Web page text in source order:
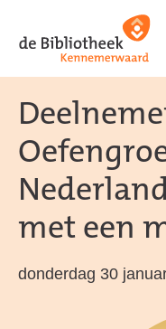
direct
content
direct
footer
naar
de
homepagina
met een
donderdag 30